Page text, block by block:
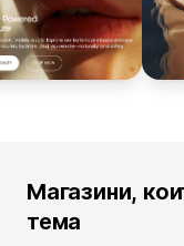
Магазини,
тема